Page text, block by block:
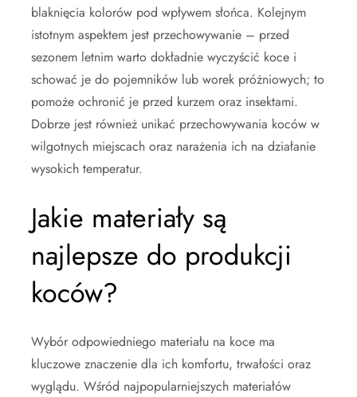
blaknięcia kolorów pod wpływem słońca. Kolejnym
istotnym aspektem jest przechowywanie – przed
sezonem letnim warto dokładnie wyczyścić koce i
schować je do pojemników lub worek próżniowych; to
pomoże ochronić je przed kurzem oraz insektami.
Dobrze jest również unikać przechowywania koców w
wilgotnych miejscach oraz narażenia ich na działanie
wysokich temperatur.
Jakie materiały są
najlepsze do produkcji
koców?
Wybór odpowiedniego materiału na koce ma
kluczowe znaczenie dla ich komfortu, trwałości oraz
wyglądu. Wśród najpopularniejszych materiałów